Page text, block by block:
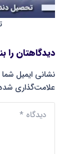
دیدگاهتان را
نشانی ایمیل
علامت‌گذاری